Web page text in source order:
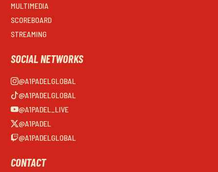
MULTIMEDIA
SCOREBOARD
STREAMING
SOCIAL NETWORKS
@A1PADELGLOBAL
@A1PADELGLOBAL
@A1PADEL_LIVE
@A1PADEL
@A1PADELGLOBAL
CONTACT